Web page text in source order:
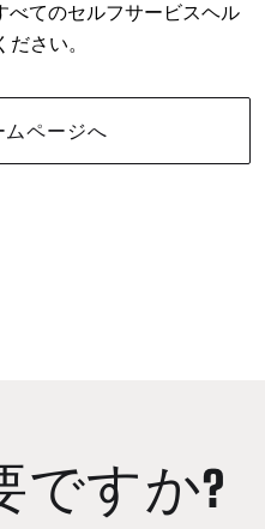
べてのセルフサービスヘル
さい。
ムページへ
ですか?